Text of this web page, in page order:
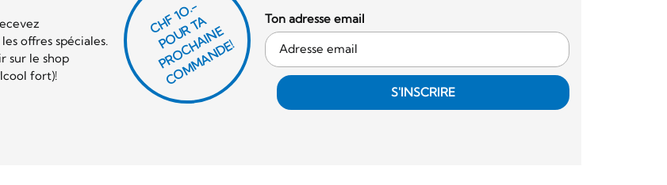
offres spéciales.
sur le shop
fort)!
CHF 1O.-
P
O
U
R
T
A
P
R
O
C
H
AI
N
E
C
O
M
M
A
N
D
E!
Ton adresse email
S'INSCRIRE